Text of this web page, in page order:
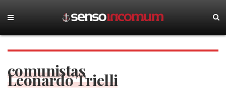
comunistas
Leonardo Trielli